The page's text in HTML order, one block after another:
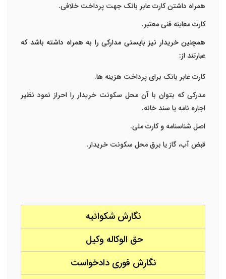
همراه داشتن کارت عابر بانک جهت پرداخت خلافی.
کارت معاینه فنی معتبر.
همچنین خریدار نیز بایستی مدارکی را به همراه داشته باشد که
عبارتند از:
کارت عابر بانک برای پرداخت هزینه ها.
مدرکی که بتوان با آن محل سکونت خریدار را احراز نمود نظیر
اجاره نامه یا سند خانه.
اصل شناسنامه و کارت ملی.
قبض آب، گاز یا برق محل سکونت خریدار.
نگارش شکوائیه
حق الوکاله وکیل
نگارش فوری دادخواست